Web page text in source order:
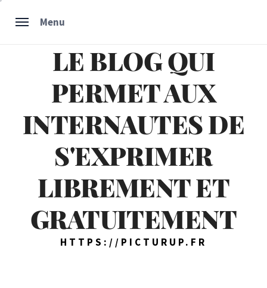
Menu
LE BLOG QUI
PERMET AUX
INTERNAUTES DE
S'EXPRIMER
LIBREMENT ET
GRATUITEMENT
HTTPS://PICTURUP.FR